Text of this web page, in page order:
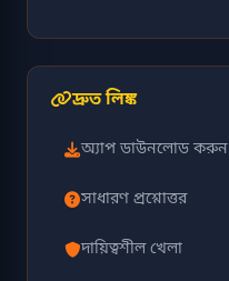
দ্রুত লিঙ্ক
অ্যাপ ডাউনলোড করুন
সাধারণ প্রশ্নোত্তর
দায়িত্বশীল খেলা